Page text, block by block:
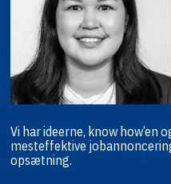
Vi har ideerne, know how’en
mesteffektive
opsætning.